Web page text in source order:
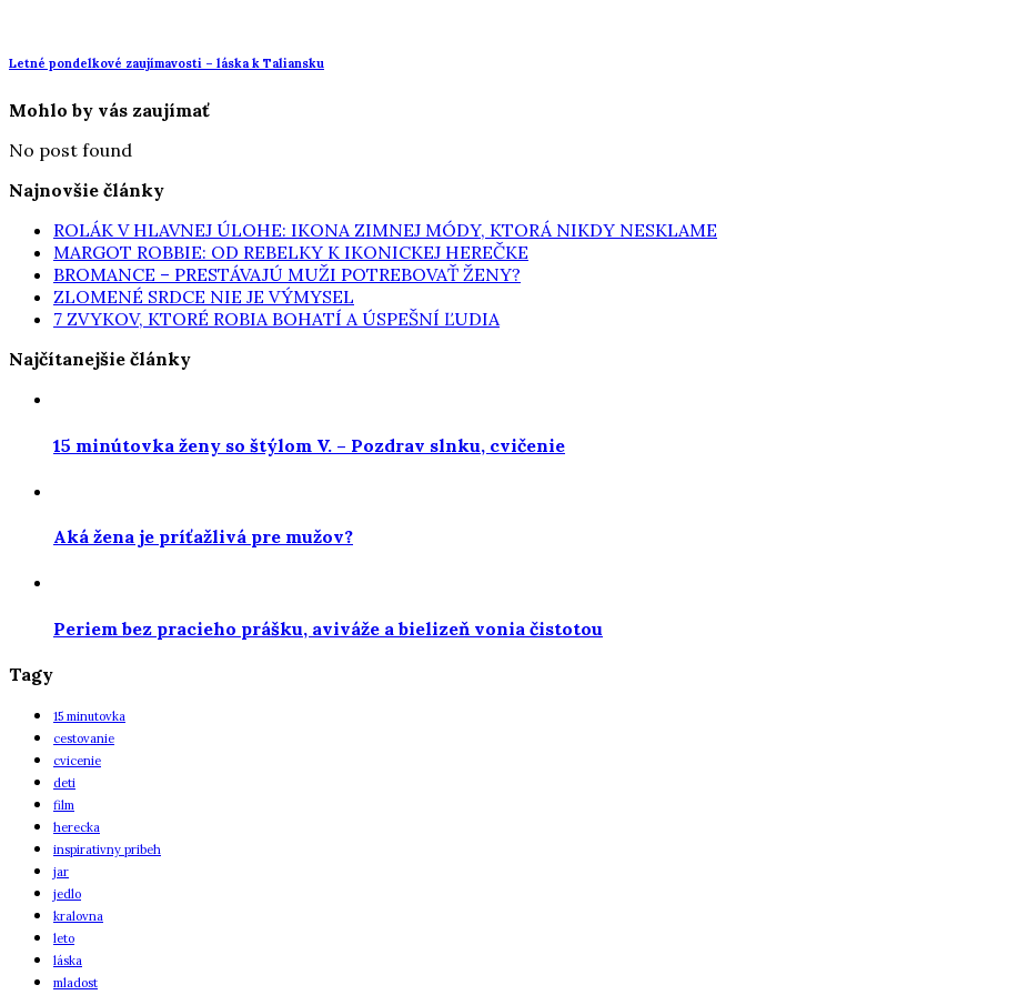
Letné pondelkové zaujímavosti – láska k Taliansku
Mohlo by vás zaujímať
No post found
Najnovšie články
ROLÁK V HLAVNEJ ÚLOHE: IKONA ZIMNEJ MÓDY, KTORÁ NIKDY NESKLAME
MARGOT ROBBIE: OD REBELKY K IKONICKEJ HEREČKE
BROMANCE – PRESTÁVAJÚ MUŽI POTREBOVAŤ ŽENY?
ZLOMENÉ SRDCE NIE JE VÝMYSEL
7 ZVYKOV, KTORÉ ROBIA BOHATÍ A ÚSPEŠNÍ ĽUDIA
Najčítanejšie články
15 minútovka ženy so štýlom V. – Pozdrav slnku, cvičenie
Aká žena je príťažlivá pre mužov?
Periem bez pracieho prášku, aviváže a bielizeň vonia čistotou
Tagy
15 minutovka
cestovanie
cvicenie
deti
film
herecka
inspirativny pribeh
jar
jedlo
kralovna
leto
láska
mladost